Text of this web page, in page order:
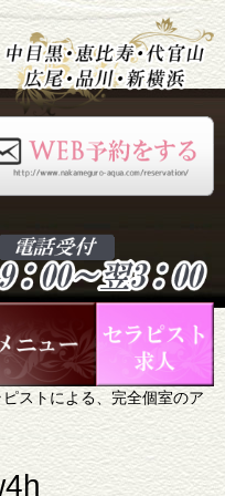
ストによる、完全個室のア